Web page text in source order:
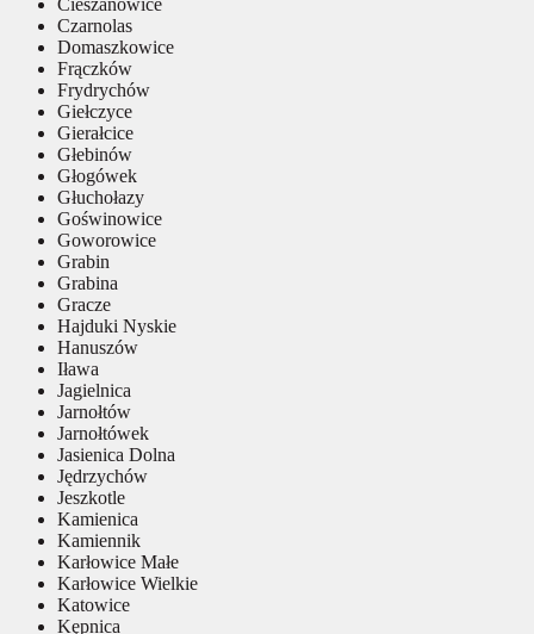
Czarnolas
Domaszkowice
Frączków
Frydrychów
Giełczyce
Gierałcice
Głebinów
Głogówek
Głuchołazy
Goświnowice
Goworowice
Grabin
Grabina
Gracze
Hajduki Nyskie
Hanuszów
Iława
Jagielnica
Jarnołtów
Jarnołtówek
Jasienica Dolna
Jędrzychów
Jeszkotle
Kamienica
Kamiennik
Karłowice Małe
Karłowice Wielkie
Katowice
Kępnica